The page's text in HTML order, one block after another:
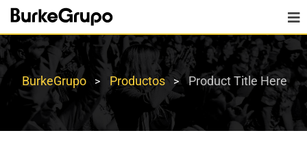
BurkeGrupo > Productos > Product Title Here